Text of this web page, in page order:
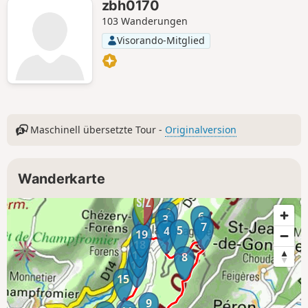
zbh0170
103 Wanderungen
Visorando-Mitglied
Maschinell übersetzte Tour - Originalversion
Wanderkarte
1 2
3
4 5
6
7
8
9
15
16
17
18
19